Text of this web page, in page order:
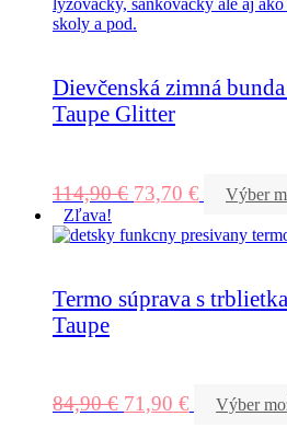
Dievčenská zimná
Taupe Glitter
114,90€ 73,70 €
Výber
Zľava!
Termo súprava s
Taupe
84,90€ 71,90 € Výber